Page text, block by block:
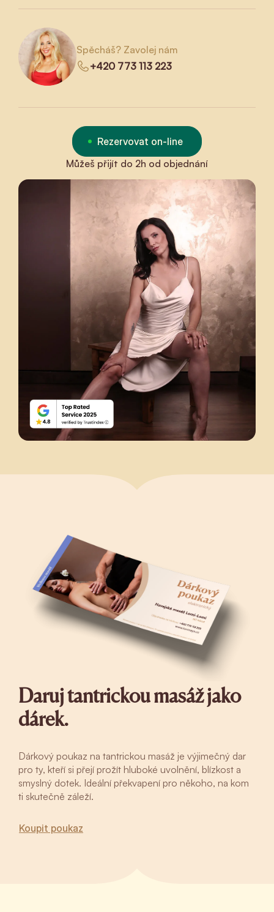
Spěcháš? Zavolej nám
+420 773 113 223
Rezervovat on-line
Můžeš přijít do 2h od objednání
Daruj tantrickou masáž jako
dárek.
Dárkový poukaz na tantrickou masáž je výjimečný dar
pro ty, kteří si přejí prožít hluboké uvolnění, blízkost a
smyslný dotek. Ideální překvapení pro někoho, na kom
ti skutečně záleží.
Koupit poukaz